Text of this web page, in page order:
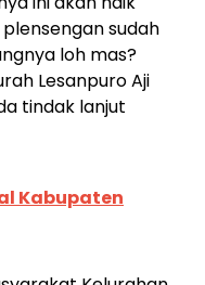
sudah
loh mas?
Lesanpuro Aji
tindak lanjut
Kabupaten